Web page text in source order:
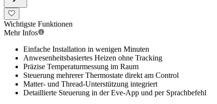
Wichtigste Funktionen
Mehr Infos
Einfache Installation in wenigen Minuten
Anwesenheitsbasiertes Heizen ohne Tracking
Präzise Temperaturmessung im Raum
Steuerung mehrerer Thermostate direkt am Control
Matter- und Thread-Unterstützung integriert
Detaillierte Steuerung in der Eve-App und per Sprachbefehl